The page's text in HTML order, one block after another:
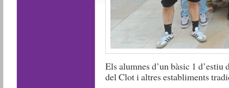
Els alumnes d’un bàsic 1
del Clot i altres establiments